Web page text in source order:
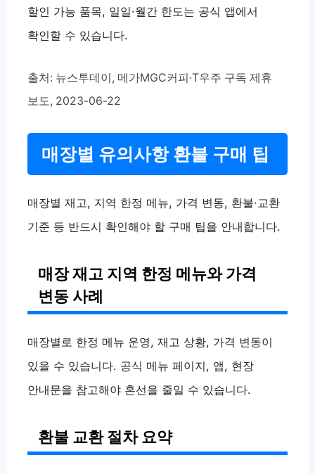
할인 가능 품목, 일일·월간 한도는 공식 앱에서
확인할 수 있습니다.
출처: 뉴스투데이, 메가MGC커피·T우주 구독 제휴
보도, 2023-06-22
매장별 유의사항 환불 구매 팁
매장별 재고, 지역 한정 메뉴, 가격 변동, 환불·교환
기준 등 반드시 확인해야 할 구매 팁을 안내합니다.
매장 재고 지역 한정 메뉴와 가격
변동 사례
매장별로 한정 메뉴 운영, 재고 상황, 가격 변동이
있을 수 있습니다. 공식 메뉴 페이지, 앱, 현장
안내문을 참고해야 혼선을 줄일 수 있습니다.
환불 교환 절차 요약